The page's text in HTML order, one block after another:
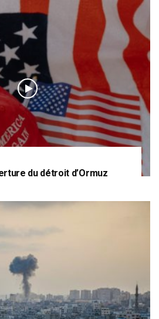
du détroit d’Ormuz